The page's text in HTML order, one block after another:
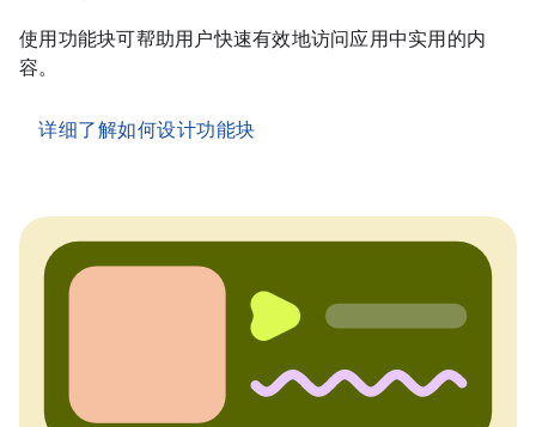
使用功能块可帮助用户快速有效地访问应用中实用的内
容。
详细了解如何设计功能块